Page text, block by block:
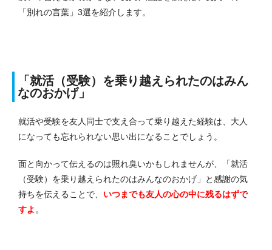
「別れの言葉」3選を紹介します。
「就活（受験）を乗り越えられたのはみん
なのおかげ」
就活や受験を友人同士で支え合って乗り越えた経験は、大人
になっても忘れられない思い出になることでしょう。
面と向かって伝えるのは照れ臭いかもしれませんが、「就活
（受験）を乗り越えられたのはみんなのおかげ」と感謝の気
持ちを伝えることで、 いつまでも友人の心の中に残るはずで
すよ 。